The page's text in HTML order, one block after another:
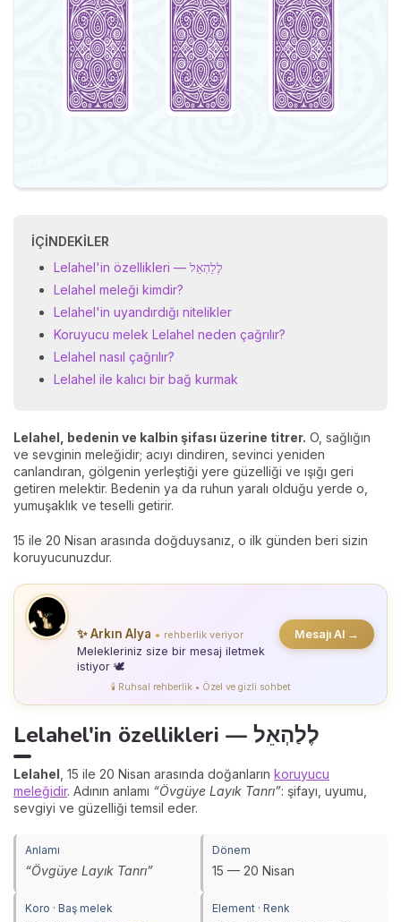
İÇINDEKILER
Lelahel'in özellikleri — לֶלַהְאֵל
Lelahel meleği kimdir?
Lelahel'in uyandırdığı nitelikler
Koruyucu melek Lelahel neden çağrılır?
Lelahel nasıl çağrılır?
Lelahel ile kalıcı bir bağ kurmak
Lelahel, bedenin ve kalbin şifası üzerine titrer. O, sağlığın
ve sevginin meleğidir; acıyı dindiren, sevinci yeniden
canlandıran, gölgenin yerleştiği yere güzelliği ve ışığı geri
getiren melektir. Bedenin ya da ruhun yaralı olduğu yerde o,
yumuşaklık ve teselli getirir.
15 ile 20 Nisan arasında doğduysanız, o ilk günden beri sizin
koruyucunuzdur.
✨ Arkın Alya ● rehberlik veriyor
Melekleriniz size bir mesaj iletmek
istiyor 🕊️
Mesajı Al →
🕯️ Ruhsal rehberlik • Özel ve gizli sohbet
Lelahel'in özellikleri — לֶלַהְאֵל
Lelahel , 15 ile 20 Nisan arasında doğanların koruyucu
meleğidir. Adının anlamı “Övgüye Layık Tanrı”: şifayı, uyumu,
sevgiyi ve güzelliği temsil eder.
Anlamı
“Övgüye Layık Tanrı”
Dönem
15 — 20 Nisan
Koro · Baş melek Element · Renk